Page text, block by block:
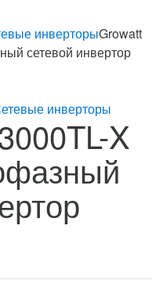
инверторыGrowatt
сетевой инвертор
инверторы
X